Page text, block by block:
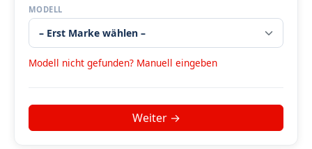
MODELL
Modell nicht gefunden? Manuell eingeben